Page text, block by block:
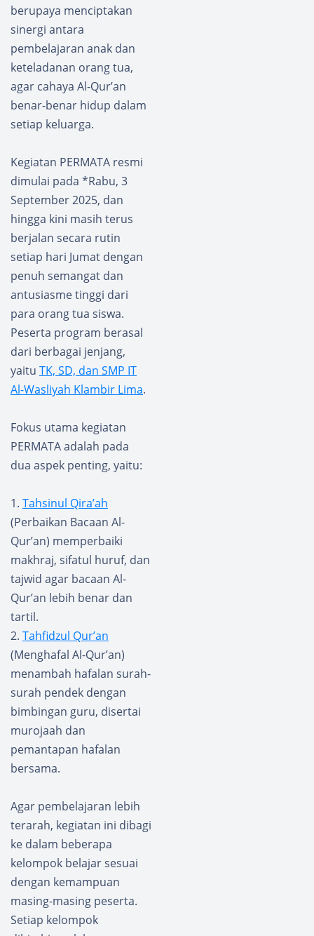
berupaya menciptakan
sinergi antara
pembelajaran anak dan
keteladanan orang tua,
agar cahaya Al-Qur’an
benar-benar hidup dalam
setiap keluarga.
Kegiatan PERMATA resmi
dimulai pada *Rabu, 3
September 2025, dan
hingga kini masih terus
berjalan secara rutin
setiap hari Jumat dengan
penuh semangat dan
antusiasme tinggi dari
para orang tua siswa.
Peserta program berasal
dari berbagai jenjang,
yaitu TK, SD, dan SMP IT
Al-Wasliyah Klambir Lima.
Fokus utama kegiatan
PERMATA adalah pada
dua aspek penting, yaitu:
1. Tahsinul Qira’ah
(Perbaikan Bacaan Al-
Qur’an) memperbaiki
makhraj, sifatul huruf, dan
tajwid agar bacaan Al-
Qur’an lebih benar dan
tartil.
2. Tahfidzul Qur’an
(Menghafal Al-Qur’an)
menambah hafalan surah-
surah pendek dengan
bimbingan guru, disertai
murojaah dan
pemantapan hafalan
bersama.
Agar pembelajaran lebih
terarah, kegiatan ini dibagi
ke dalam beberapa
kelompok belajar sesuai
dengan kemampuan
masing-masing peserta.
Setiap kelompok